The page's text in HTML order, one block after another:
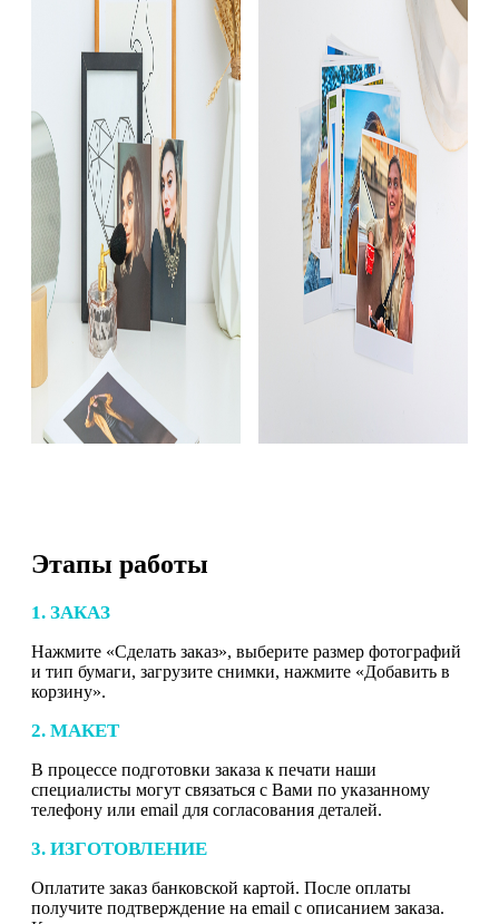
Этапы работы
1. ЗАКАЗ
Нажмите «Сделать заказ», выберите размер фотографий
и тип бумаги, загрузите снимки, нажмите «Добавить в
корзину».
2. МАКЕТ
В процессе подготовки заказа к печати наши
специалисты могут связаться с Вами по указанному
телефону или email для согласования деталей.
3. ИЗГОТОВЛЕНИЕ
Оплатите заказ банковской картой. После оплаты
получите подтверждение на email с описанием заказа.